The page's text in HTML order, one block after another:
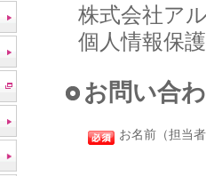
株式会社ア
個人情報保
お問い合
お名前（担当